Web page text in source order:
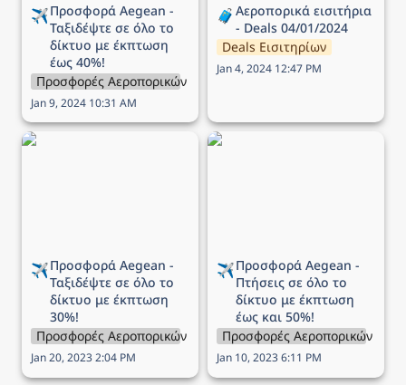
✈️
Ταξιδέψτε σε όλο το
δίκτυο με έκπτωση
έως 40%!
Προσφορές Αεροπορικών Εταιρειών
Jan 9, 2024 10:31 AM
🧳 Αεροπορικά εισιτήρια
- Deals 04/01/2024
Deals Εισιτηρίων
Jan 4, 2024 12:47 PM
Προσφορά Aegean -
✈️
Ταξιδέψτε σε όλο το
δίκτυο με έκπτωση
30%!
Προσφορές Αεροπορικών Εταιρειών
Jan 20, 2023 2:04 PM
Προσφορά Aegean -
✈️Προσφορά Aegean -
Πτήσεις σε όλο το
δίκτυο με έκπτωση
έως και 50%!
Προσφορές Αεροπορικών
Jan 10, 2023 6:11 PM